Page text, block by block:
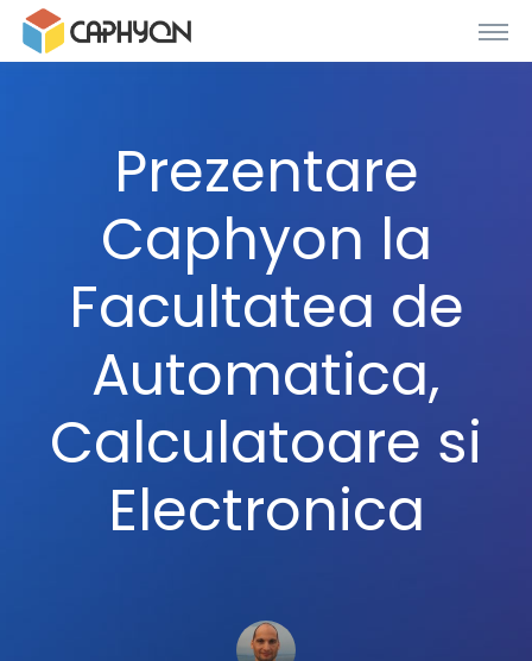
Prezentare
Caphyon la
Facultatea de
Automatica,
Calculatoare si
Electronica